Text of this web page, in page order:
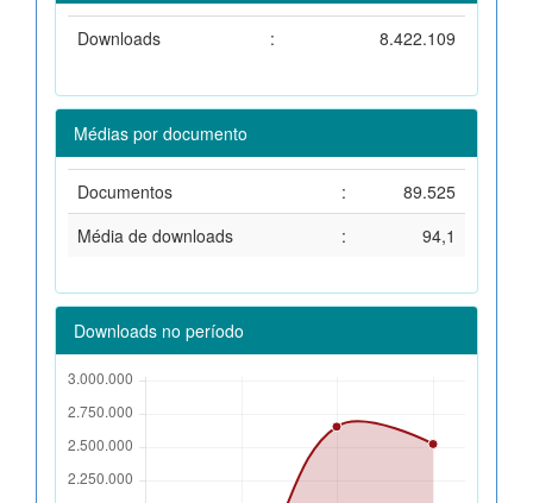
Downloads : 8.422.109
Médias por documento
Documentos :
89.525
Média de downloads
: 94,1
Downloads no período